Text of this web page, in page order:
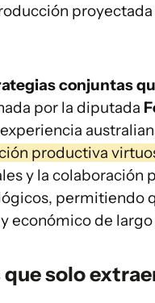
conjuntas
por la diputada
productiva
y la
permitiendo
económico de largo
solo